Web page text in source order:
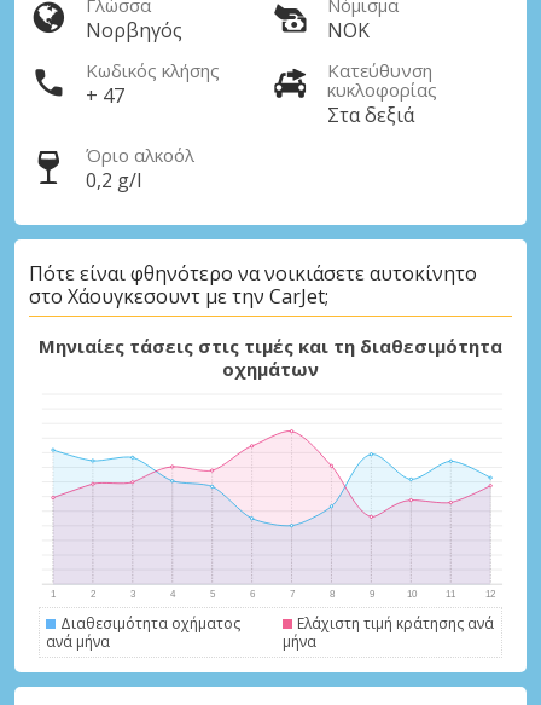
Γλώσσα
Νορβηγός
Νόμισμα
NOK
Κωδικός κλήσης
+ 47
Κατεύθυνση
κυκλοφορίας
Στα δεξιά
Όριο αλκοόλ
0,2 g/l
Πότε είναι φθηνότερο να νοικιάσετε αυτοκίνητο
στο Χάουγκεσουντ με την CarJet;
Μηνιαίες τάσεις στις τιμές και τη διαθεσιμότητα
οχημάτων
Διαθεσιμότητα οχήματος
ανά μήνα
Ελάχιστη τιμή κράτησης ανά
μήνα